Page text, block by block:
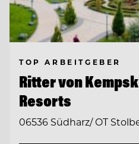
TOP ARBEITGEBER
Ritter von
Resorts
06536 Südharz/ OT